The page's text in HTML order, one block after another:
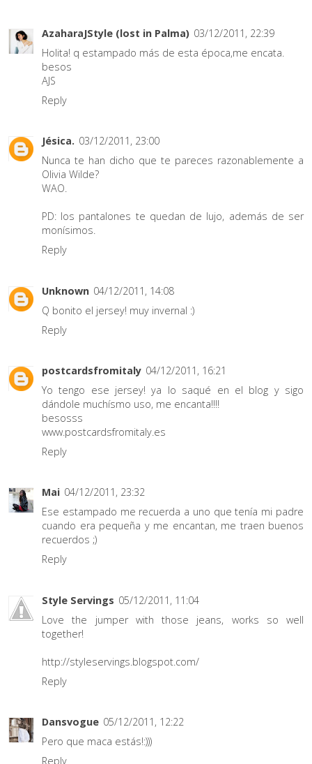
AzaharaJStyle (lost in Palma) 03/12/2011, 22:39
Holita! q estampado más de esta época,me encata.
besos
AJS
Reply
Jésica. 03/12/2011, 23:00
Nunca te han dicho que te pareces razonablemente a
Olivia Wilde?
WAO.
PD: los pantalones te quedan de lujo, además de ser
monísimos.
Reply
Unknown 04/12/2011, 14:08
Q bonito el jersey! muy invernal :)
Reply
postcardsfromitaly 04/12/2011, 16:21
Yo tengo ese jersey! ya lo saqué en el blog y sigo
dándole muchísmo uso, me encanta!!!!
besosss
www.postcardsfromitaly.es
Reply
Mai 04/12/2011, 23:32
Ese estampado me recuerda a uno que tenía mi padre
cuando era pequeña y me encantan, me traen buenos
recuerdos ;)
Reply
Style Servings 05/12/2011, 11:04
Love the jumper with those jeans, works so well
together!
http://styleservings.blogspot.com/
Reply
Dansvogue 05/12/2011, 12:22
Pero que maca estás!:)))
Reply